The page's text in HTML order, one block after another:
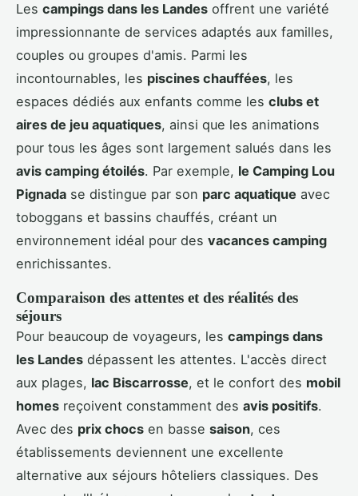
Les campings dans les Landes offrent une variété
impressionnante de services adaptés aux familles,
couples ou groupes d'amis. Parmi les
incontournables, les piscines chauffées, les
espaces dédiés aux enfants comme les clubs et
aires de jeu aquatiques, ainsi que les animations
pour tous les âges sont largement salués dans les
avis camping étoilés. Par exemple, le Camping Lou
Pignada se distingue par son parc aquatique avec
toboggans et bassins chauffés, créant un
environnement idéal pour des vacances camping
enrichissantes.
Comparaison des attentes et des réalités des
séjours
Pour beaucoup de voyageurs, les campings dans
les Landes dépassent les attentes. L'accès direct
aux plages, lac Biscarrosse, et le confort des mobil
homes reçoivent constamment des avis positifs.
Avec des prix chocs en basse saison, ces
établissements deviennent une excellente
alternative aux séjours hôteliers classiques. Des